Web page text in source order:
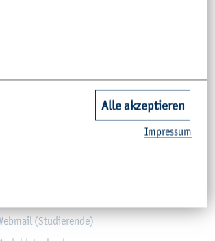
(Stu­die­ren­de)
Alle akzeptieren
Im­pres­sum